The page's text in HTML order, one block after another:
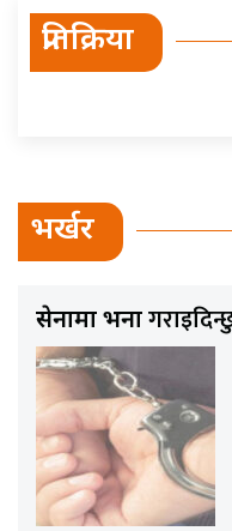
प्रतिक्रिया
भर्खर
सेनामा भर्ना